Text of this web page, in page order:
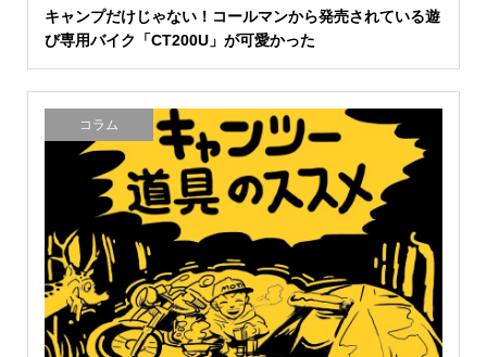
キャンプだけじゃない！コールマンから発売されている遊
び専用バイク「CT200U」が可愛かった
コラム